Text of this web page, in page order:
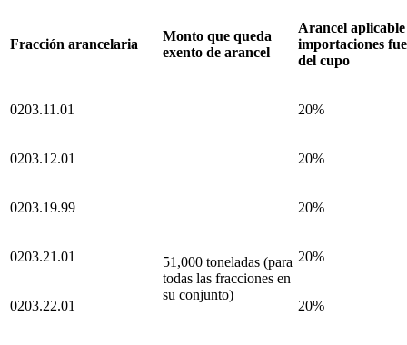
Fracción arancelaria
Monto que queda
exento de arancel
Arancel aplicable
importaciones
del cupo
0203.11.01
51,000 toneladas (para
todas las fracciones en
su conjunto)
20%
0203.12.01 20%
0203.19.99 20%
0203.21.01 20%
0203.22.01 20%